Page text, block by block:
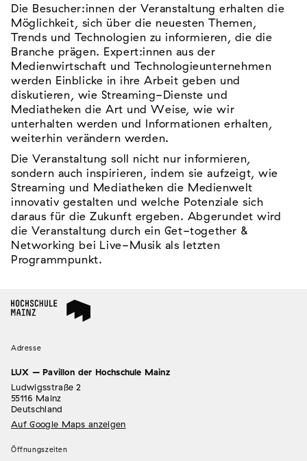
Die Besucher:innen der Veranstaltung erhalten die
Möglichkeit, sich über die neuesten Themen,
Trends und Technologien zu informieren, die die
Branche prägen. Expert:innen aus der
Medienwirtschaft und Technologieunternehmen
werden Einblicke in ihre Arbeit geben und
diskutieren, wie Streaming-Dienste und
Mediatheken die Art und Weise, wie wir
unterhalten werden und Informationen erhalten,
weiterhin verändern werden.
Die Veranstaltung soll nicht nur informieren,
sondern auch inspirieren, indem sie aufzeigt, wie
Streaming und Mediatheken die Medienwelt
innovativ gestalten und welche Potenziale sich
daraus für die Zukunft ergeben. Abgerundet wird
die Veranstaltung durch ein Get-together &
Networking bei Live-Musik als letzten
Programmpunkt.
Adresse
LUX – Pavillon der Hochschule Mainz
Ludwigsstraße 2
55116 Mainz
Deutschland
Auf Google Maps anzeigen
Öffnungszeiten